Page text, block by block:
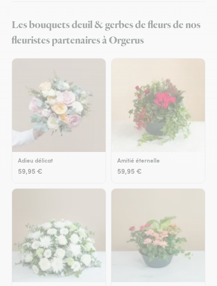
Les bouquets deuil & gerbes de fleurs de nos
fleuristes partenaires à Orgerus
Adieu délicat
59,95 €
Amitié éternelle
59,95 €